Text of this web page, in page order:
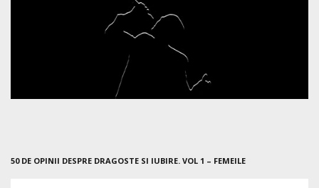
50 DE OPINII DESPRE DRAGOSTE SI IUBIRE. VOL 1 – FEMEILE